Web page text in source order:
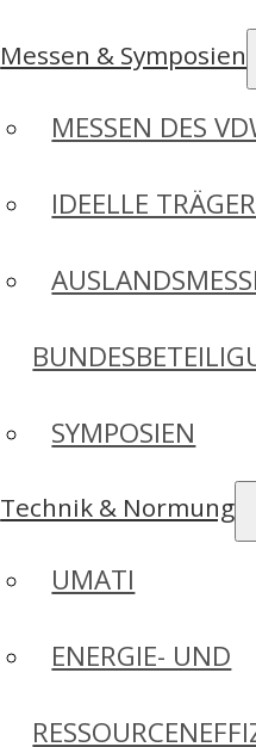
Messen & Symposien
MESSEN DES
IDEELLE
SYMPOSIEN
Technik & Normung
UMATI
ENERGIE- UND